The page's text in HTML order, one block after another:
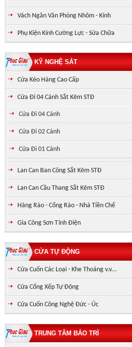
Vách Ngăn Văn Phòng Nhôm - Kính
Phụ Kiện Kính Cường Lực - Sửa Chữa
KỸ NGHỆ SẮT
Cửa Kéo Hàng Cao Cấp
Cửa Đi 04 Cánh Sắt Kẽm STĐ
Cửa Đi 04 Cánh
Cửa Đi 02 Cánh
Cửa Đi 01 Cánh
Lan Can Ban Công Sắt Kẽm STĐ
Lan Can Cầu Thang Sắt Kẽm STĐ
Hàng Rào - Cổng Rào - Nhà Tiền Chế
Gia Công Sơn Tĩnh Điện
CỬA TỰ ĐỘNG
Cửa Cuốn Các Loại - Khe Thoáng v.v...
Cửa Cổng Xếp Tự Động
Cửa Cuốn Công Nghệ Đức - Úc
TRUNG TÂM BẢO TRÌ